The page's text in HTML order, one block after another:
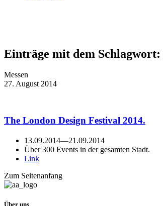
Einträge mit dem Schlagwort:
Messen
27. August 2014
The London Design Festival 2014.
13.09.2014—21.09.2014
Über 300 Events in der gesamten Stadt.
Link
Zum Seitenanfang
Über uns